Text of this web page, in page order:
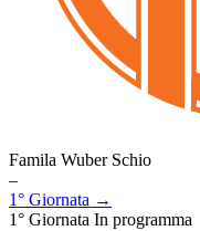
Famila Wuber Schio
–
1° Giornata →
1° Giornata In programma